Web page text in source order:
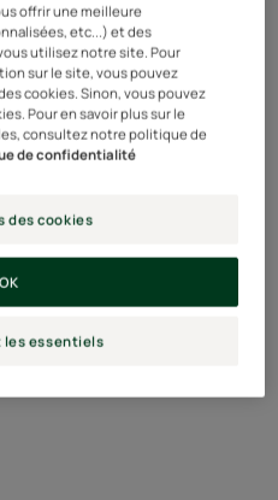
offrir une meilleure
etc...) et des
utilisez notre site. Pour
sur le site, vous pouvez
cookies. Sinon, vous pouvez
Pour en savoir plus sur le
consultez notre politique de
de confidentialité
des cookies
les essentiels
OK